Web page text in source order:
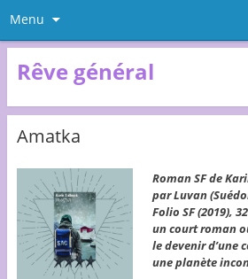
Menu
Rêve général
Amatka
Roman SF de
par Luvan
Folio SF (2019),
un court roman
le devenir d’une
une planète